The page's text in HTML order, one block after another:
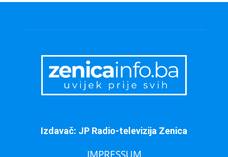
Izdavač: JP Radio-televizija Zenica
IMPRESSUM